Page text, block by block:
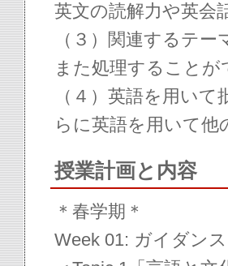
英文の読解力や英会
（３）関連するテ
また処理することが
（４）英語を用い
らに英語を用いて
授業計画と内容
＊春学期＊
Week 01: ガイダンス